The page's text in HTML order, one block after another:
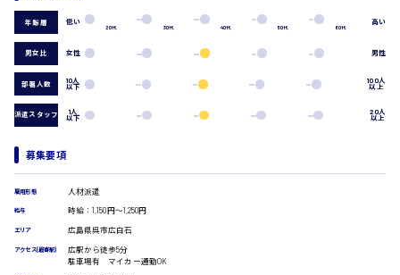
介護・医療系
医師
看護助手
看護師
オフィスワーク系
貿易事務
経理事務
営業事務
広島市南区
広島市西区
時給1300円～
時給1400円～
年齢層 低い
20代 30代 40代 50代 60代
高い
男女比 女性 男性
部署人数 10人
以下
100人
以上
派遣スタッフ 1人
以下
20人
以上
募集要項
雇用形態 人材派遣
給与 時給：1,150円～1,250円
エリア 広島県呉市広白石
アクセス(最寄駅)
広駅から徒歩5分
駐車場有 マイカー通勤OK